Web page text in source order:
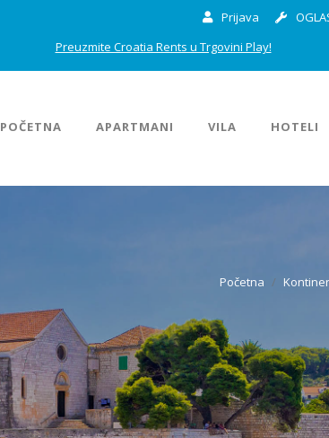
Prijava
Preuzmite Croatia Rents u Trgovini Play!
POČETNA APARTMANI VILA HOTELI
Početna